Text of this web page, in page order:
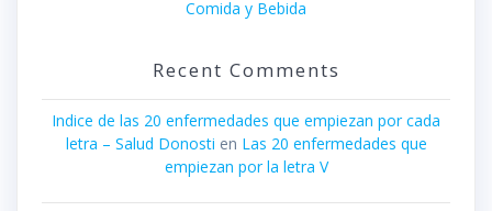
Comida y Bebida
Recent Comments
Indice de las 20 enfermedades que empiezan por cada
letra – Salud Donosti en Las 20 enfermedades que
empiezan por la letra V